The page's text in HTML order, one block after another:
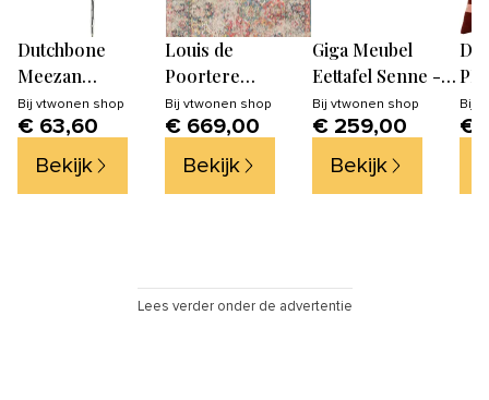
Dutchbone
Meezan
Hanglamp Grijs M
Bij vtwonen shop
€ 63,60
Bekijk
Louis de
Poortere
Ecorugs
vloerkleed
Janiserry Multi -
beige -
Bij vtwonen shop
€ 669,00
Bekijk
Giga Meubel
Eettafel Senne -
Keramiek - 180cm
Bij vtwonen shop
€ 259,00
Bekijk
Bij
€
Lees verder onder de advertentie